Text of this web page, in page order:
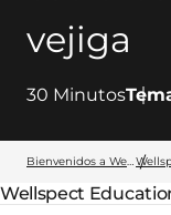
vejiga
30 Minutos
Bienvenidos a Wellspect
Página parental:
Wellspect